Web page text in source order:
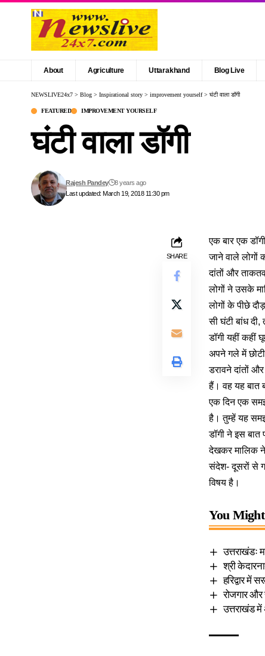
About Agriculture Uttarakhand Blog Live
NEWSLIVE24x7 > Blog > Inspirational story > improvement yourself> घंटी वाला डॉगी
FEATURED IMPROVEMENT YOURSELF
घंटी वाला डॉगी
Last updated: March 19, 2018 11:30 pm
Rajesh Pandey 8 years ago
SHARE
एक बार एक
जाने वाले
दांतों और
लोगों ने उसके
लोगों के पीछे
सी घंटी बांध
डॉगी यहीं कहीं
अपने गले में
डरावने दांतों
हैं। वह यह बात
एक दिन एक
है। तुम्हें यह
डॉगी ने इस
देखकर मालिक
संदेश- दूसरों से
विषय है।
You
उत्तराखंडः
श्री
हरिद्वार
रोजगार और
उत्तराखंड